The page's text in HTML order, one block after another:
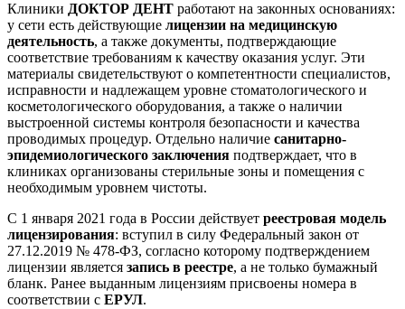
Клиники ДОКТОР ДЕНТ работают на законных основаниях:
у сети есть действующие лицензии на медицинскую
деятельность, а также документы, подтверждающие
соответствие требованиям к качеству оказания услуг. Эти
материалы свидетельствуют о компетентности специалистов,
исправности и надлежащем уровне стоматологического и
косметологического оборудования, а также о наличии
выстроенной системы контроля безопасности и качества
проводимых процедур. Отдельно наличие санитарно-
эпидемиологического заключения подтверждает, что в
клиниках организованы стерильные зоны и помещения с
необходимым уровнем чистоты.
С 1 января 2021 года в России действует реестровая модель
лицензирования: вступил в силу Федеральный закон от
27.12.2019 № 478-ФЗ, согласно которому подтверждением
лицензии является запись в реестре, а не только бумажный
бланк. Ранее выданным лицензиям присвоены номера в
соответствии с ЕРУЛ.